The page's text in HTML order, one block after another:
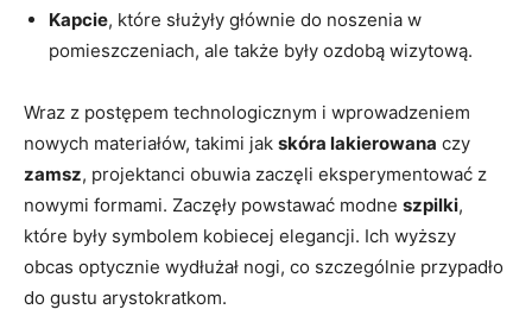
Kapcie, które służyły głównie do noszenia w
pomieszczeniach, ale także były ozdobą wizytową.
Wraz z postępem technologicznym i wprowadzeniem
nowych materiałów, takimi jak skóra lakierowana czy
zamsz, projektanci obuwia zaczęli eksperymentować z
nowymi formami. Zaczęły powstawać modne szpilki,
które były symbolem kobiecej elegancji. Ich wyższy
obcas optycznie wydłużał nogi, co szczególnie przypadło
do gustu arystokratkom.